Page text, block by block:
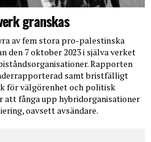
granskas
av fem stora pro-palestinska
den 7 oktober 2023 i själva verket
Rapporten
samt bristfälligt
för välgörenhet och politisk
fånga upp hybridorganisationer
oavsett avsändare.